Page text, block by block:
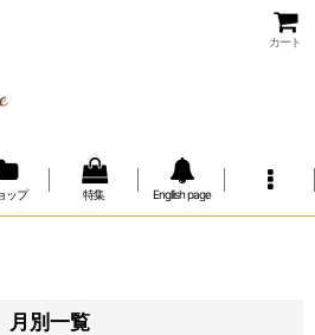
カート
ップ 特集 Engllish page
月別一覧